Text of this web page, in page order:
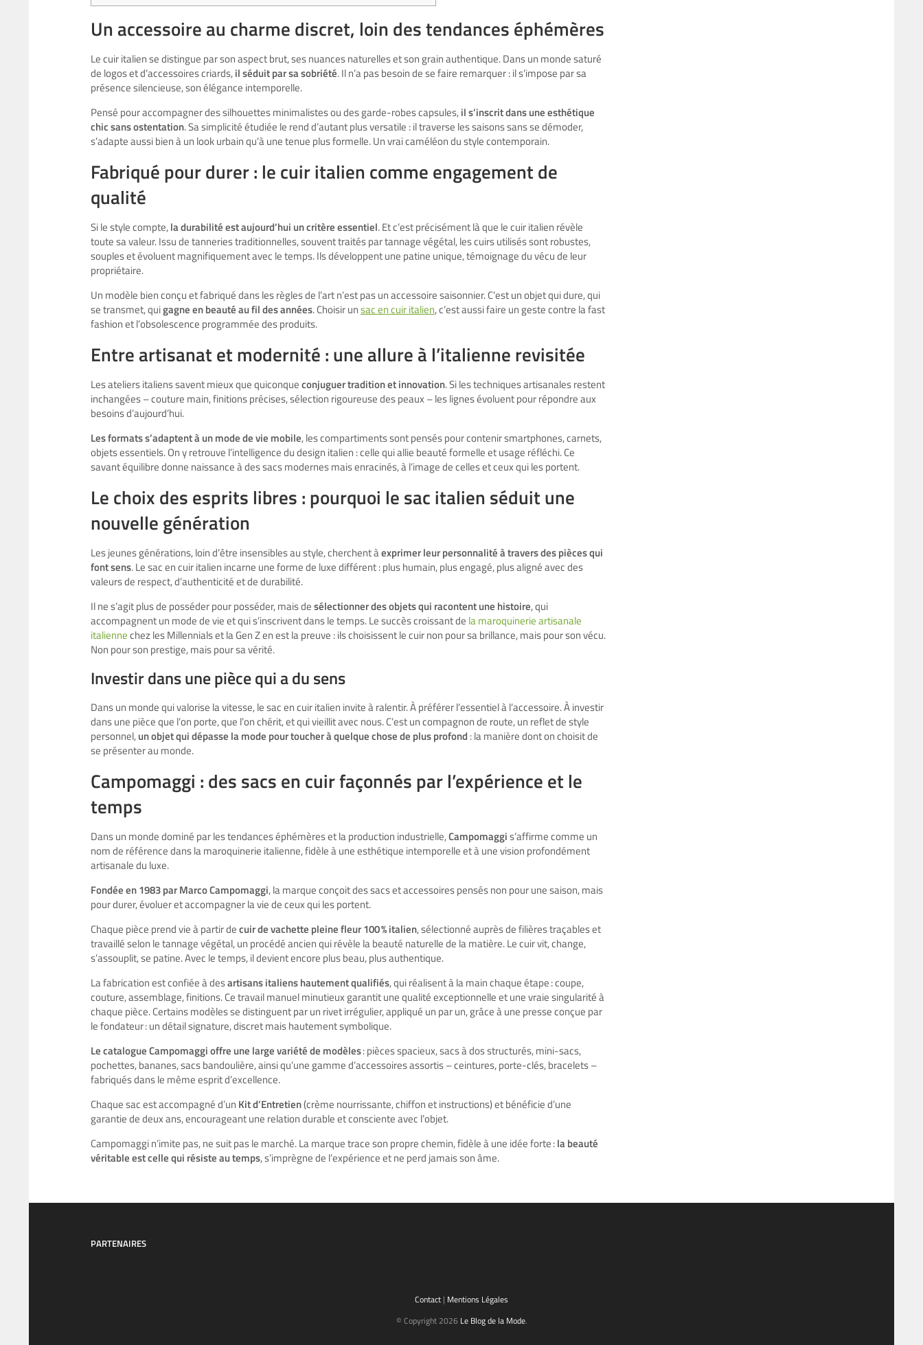
Un accessoire au charme discret, loin des tendances éphémères
Le cuir italien se distingue par son aspect brut, ses nuances naturelles et son grain authentique. Dans un monde saturé
de logos et d’accessoires criards,il séduit par sa sobriété. Il n’a pas besoin de se faire remarquer : il s’impose par sa
présence silencieuse, son élégance intemporelle.
Pensé pour accompagner des silhouettes minimalistes ou des garde-robes capsules,il s’inscrit dans une esthétique
chic sans ostentation. Sa simplicité étudiée le rend d’autant plus versatile : il traverse les saisons sans se démoder,
s’adapte aussi bien à un look urbain qu’à une tenue plus formelle. Un vrai caméléon du style contemporain.
Fabriqué pour durer : le cuir italien comme engagement de
qualité
Si le style compte,la durabilité est aujourd’hui un critère essentiel. Et c’est précisément là que le cuir italien révèle
toute sa valeur. Issu de tanneries traditionnelles, souvent traités par tannage végétal, les cuirs utilisés sont robustes,
souples et évoluent magnifiquement avec le temps. Ils développent une patine unique, témoignage du vécu de leur
propriétaire.
Un modèle bien conçu et fabriqué dans les règles de l’art n’est pas un accessoire saisonnier. C’est un objet qui dure, qui
se transmet, quigagne en beauté au fil des années. Choisir unsac en cuir italien, c’est aussi faire un geste contre la fast
fashion et l’obsolescence programmée des produits.
Entre artisanat et modernité : une allure à l’italienne revisitée
Les ateliers italiens savent mieux que quiconqueconjuguer tradition et innovation. Si les techniques artisanales restent
inchangées – couture main, finitions précises, sélection rigoureuse des peaux – les lignes évoluent pour répondre aux
besoins d’aujourd’hui.
Les formats s’adaptent à un mode de vie mobile, les compartiments sont pensés pour contenir smartphones, carnets,
objets essentiels. On y retrouve l’intelligence du design italien : celle qui allie beauté formelle et usage réfléchi. Ce
savant équilibre donne naissance à des sacs modernes mais enracinés, à l’image de celles et ceux qui les portent.
Le choix des esprits libres : pourquoi le sac italien séduit une
nouvelle génération
Les jeunes générations, loin d’être insensibles au style, cherchent àexprimer leur personnalité à travers des pièces qui
font sens. Le sac en cuir italien incarne une forme de luxe différent : plus humain, plus engagé, plus aligné avec des
valeurs de respect, d’authenticité et de durabilité.
Il ne s’agit plus de posséder pour posséder, mais desélectionner des objets qui racontent une histoire, qui
accompagnent un mode de vie et qui s’inscrivent dans le temps. Le succès croissant de la maroquinerie artisanale
italiennechez les Millennials et la Gen Z en est la preuve : ils choisissent le cuir non pour sa brillance, mais pour son vécu.
Non pour son prestige, mais pour sa vérité.
Investir dans une pièce qui a du sens
Dans un monde qui valorise la vitesse, le sac en cuir italien invite à ralentir. À préférer l’essentiel à l’accessoire. À investir
dans une pièce que l’on porte, que l’on chérit, et qui vieillit avec nous. C’est un compagnon de route, un reflet de style
personnel,un objet qui dépasse la mode pour toucher à quelque chose de plus profond : la manière dont on choisit de
se présenter au monde.
Campomaggi : des sacs en cuir façonnés par l’expérience et le
temps
Dans un monde dominé par les tendances éphémères et la production industrielle,Campomaggis’affirme comme un
nom de référence dans la maroquinerie italienne, fidèle à une esthétique intemporelle et à une vision profondément
artisanale du luxe.
Fondée en 1983 par Marco Campomaggi, la marque conçoit des sacs et accessoires pensés non pour une saison, mais
pour durer, évoluer et accompagner la vie de ceux qui les portent.
Chaque pièce prend vie à partir decuir de vachette pleine fleur 100 % italien, sélectionné auprès de filières traçables et
travaillé selon le tannage végétal, un procédé ancien qui révèle la beauté naturelle de la matière. Le cuir vit, change,
s’assouplit, se patine. Avec le temps, il devient encore plus beau, plus authentique.
La fabrication est confiée à desartisans italiens hautement qualifiés, qui réalisent à la main chaque étape : coupe,
couture, assemblage, finitions. Ce travail manuel minutieux garantit une qualité exceptionnelle et une vraie singularité à
chaque pièce. Certains modèles se distinguent par un rivet irrégulier, appliqué un par un, grâce à une presse conçue par
le fondateur : un détail signature, discret mais hautement symbolique.
Le catalogue Campomaggi offre une large variété de modèles: pièces spacieux, sacs à dos structurés, mini-sacs,
pochettes, bananes, sacs bandoulière, ainsi qu’une gamme d’accessoires assortis – ceintures, porte-clés, bracelets –
fabriqués dans le même esprit d’excellence.
Chaque sac est accompagné d’un Kit d’Entretien(crème nourrissante, chiffon et instructions) et bénéficie d’une
garantie de deux ans, encourageant une relation durable et consciente avec l’objet.
Campomaggi n’imite pas, ne suit pas le marché. La marque trace son propre chemin, fidèle à une idée forte :la beauté
véritable est celle qui résiste au temps, s’imprègne de l’expérience et ne perd jamais son âme.
PARTENAIRES
Contact | Mentions Légales
© Copyright 2026 Le Blog de la Mode.